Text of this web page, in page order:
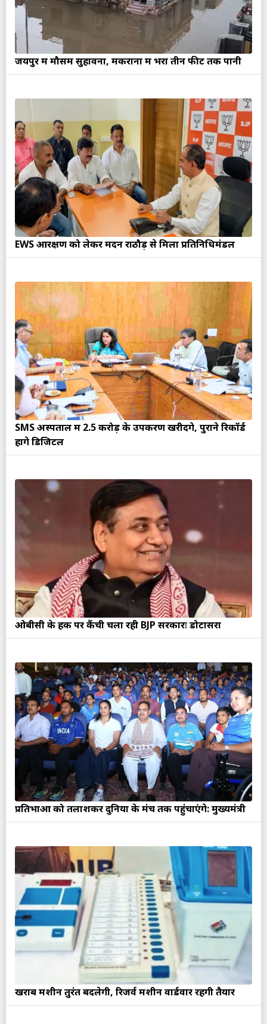
जयपुर में मौसम सुहावना, मकराना में भरा तीन फीट तक पानी
EWS आरक्षण को लेकर मदन राठौड़ से मिला प्रतिनिधिमंडल
SMS अस्पताल में 2.5 करोड़ के उपकरण खरीदेंगे, पुराने रिकॉर्ड
होंगे डिजिटल
ओबीसी के हक पर कैंची चला रही BJP सरकारः डोटासरा
प्रतिभाओं को तलाशकर दुनिया के मंच तक पहुंचाएंगे: मुख्यमंत्री
खराब मशीन तुरंत बदलेगी, रिजर्व मशीनें वार्डवार रहेंगी तैयार